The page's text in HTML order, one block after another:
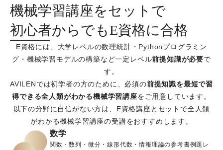
機械学習講座をセットで
初心者からでもE資格に合格
E資格には、大学レベルの数理統計・Pythonプログラミン
グ・機械学習モデルの構築など一定レベル前提知識が必要で
す。
AVILENでは初学者の方のために、 必須の前提知識を最短で習
得できる全人類がわかる機械学習講座をご用意しています。
以下の分野に自信がない方は、E資格講座とセットで全人類
がわかる機械学習講座の受講をおすすめします。
数学
関数・数列・微分・線形代数・情報理論の参考書例題レ